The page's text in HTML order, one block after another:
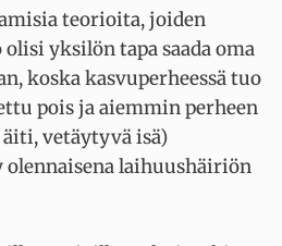
teorioita, joiden
yksilön tapa saada oma
koska kasvuperheessä tuo
pois ja aiemmin perheen
vetäytyvä isä)
laihuushäiriön